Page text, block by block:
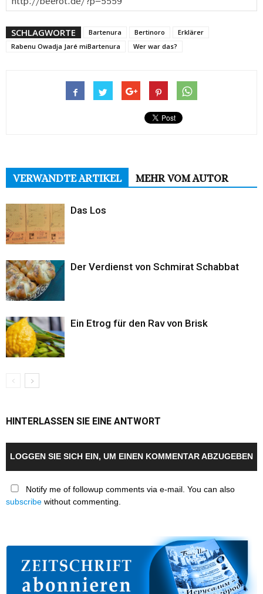
SCHLAGWORTE Bartenura Bertinoro
Erklärer
Rabenu Owadja Jaré miBartenura
Wer war das?
VERWANDTE ARTIKEL MEHR VOM AUTOR
Das Los
Der Verdienst von Schmirat Schabbat
Ein Etrog für den Rav von Brisk
HINTERLASSEN SIE EINE ANTWORT
LOGGEN SIE SICH EIN, UM EINEN KOMMENTAR ABZUGEBEN
Notify me of followup comments via e-mail. You can also
subscribe without commenting.